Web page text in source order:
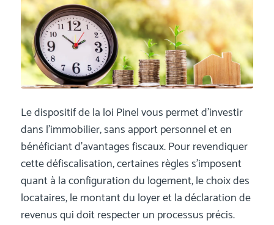
Le dispositif de la loi Pinel vous permet d’investir
dans l’immobilier, sans apport personnel et en
bénéficiant d’avantages fiscaux. Pour revendiquer
cette défiscalisation, certaines règles s’imposent
quant à la configuration du logement, le choix des
locataires, le montant du loyer et la déclaration de
revenus qui doit respecter un processus précis.